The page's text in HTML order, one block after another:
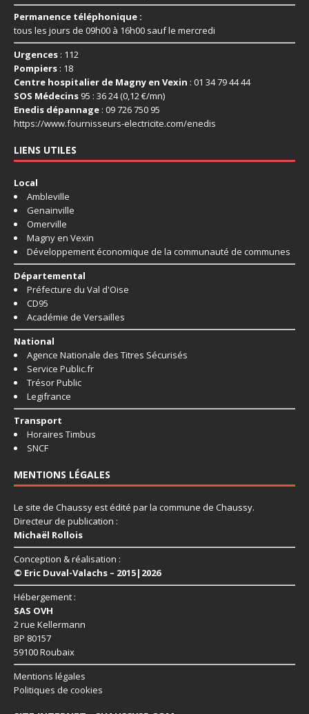
Permanence téléphonique :
tous les jours de 09h00 à 16h00 sauf le mercredi
Urgences : 112
Pompiers : 18
Centre hospitalier de Magny en Vexin : 01 34 79 44 44
SOS Médecins 95 : 36 24 (0,12 €/mn)
Enedis dépannage : 09 726 750 95
https://www.fournisseurs-electricite.com/enedis
LIENS UTILES
Local
Ambleville
Genainville
Omerville
Magny en Vexin
Développement économique de la communauté de communes
Départemental
Préfecture du Val d'Oise
CD95
Académie de Versailles
National
Agence Nationale des Titres Sécurisés
Service Public.fr
Trésor Public
Legifrance
Transport
Horaires Timbus
SNCF
MENTIONS LÉGALES
Le site de Chaussy est édité par la commune de Chaussy.
Directeur de publication :
Michaël Rollois
Conception & réalisation :
© Eric Duval-Valachs – 2015|2026
Hébergement :
SAS OVH
2 rue Kellermann
BP 80157
59100 Roubaix
Mentions légales
Politiques de cookies